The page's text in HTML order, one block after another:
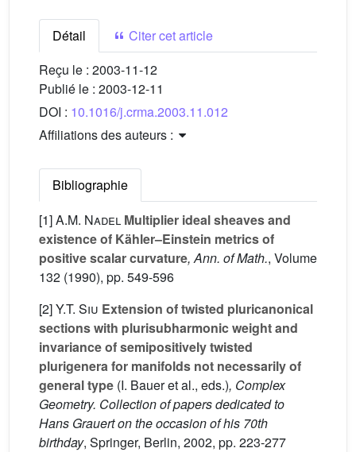
Détail
Citer cet article
Reçu le : 2003-11-12
Publié le : 2003-12-11
DOI : 10.1016/j.crma.2003.11.012
Affiliations des auteurs :
Bibliographie
[1]A.M. Nadel Multiplier ideal sheaves and
existence of Kähler–Einstein metrics of
positive scalar curvature, Ann. of Math., Volume
132 (1990), pp. 549-596
[2]Y.T. Siu Extension of twisted pluricanonical
sections with plurisubharmonic weight and
invariance of semipositively twisted
plurigenera for manifolds not necessarily of
general type (I. Baueret al., eds.), Complex
Geometry. Collection of papers dedicated to
Hans Grauert on the occasion of his 70th
birthday, Springer, Berlin, 2002, pp. 223-277